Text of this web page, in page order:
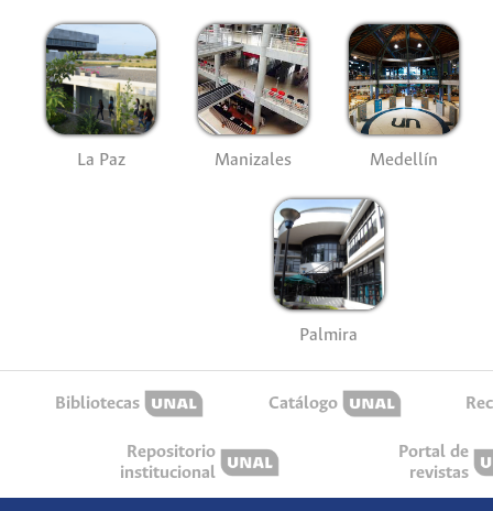
La Paz Manizales Medellín
Palmira
Bibliotecas Catálogo
Repositorio
institucional
Portal de
revistas